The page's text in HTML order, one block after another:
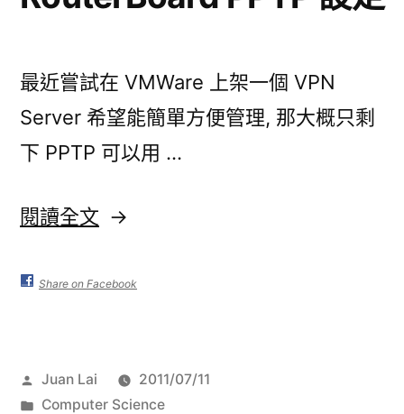
最近嘗試在 VMWare 上架一個 VPN
Server 希望能簡單方便管理, 那大概只剩
下 PPTP 可以用 …
閱讀全文 〈RouterBoard
設
Share on Facebook
作
者:
Juan Lai
2011/07/11
分
Computer Science